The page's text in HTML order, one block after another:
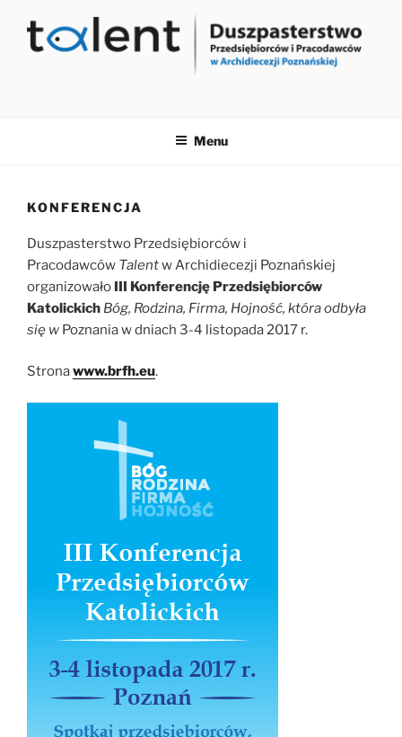
treści
Menu
KONFERENCJA
Duszpasterstwo Przedsiębiorców i
Pracodawców Talentw Archidiecezji Poznańskiej
organizowało III Konferencję Przedsiębiorców
Katolickich Bóg, Rodzina, Firma, Hojność, która odbyła
się w Poznania w dniach 3-4 listopada 2017 r.
Stronawww.brfh.eu.